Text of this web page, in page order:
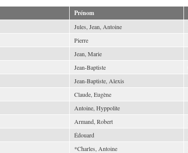
Prénom
Jules, Jean, Antoine
Pierre
Jean, Marie
Jean-Baptiste
Jean-Baptiste, Alexis
Claude, Eugène
Antoine, Hyppolite
Armand, Robert
Édouard
*Charles, Antoine